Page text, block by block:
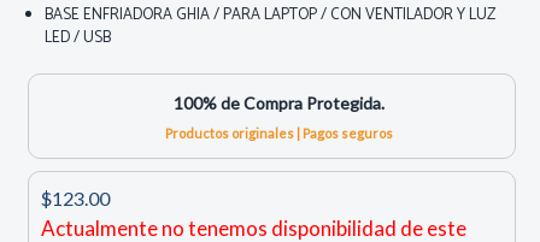
BASE ENFRIADORA GHIA / PARA LAPTOP / CON VENTILADOR Y LUZ
LED / USB
100% de Compra Protegida.
Productos originales | Pagos seguros
$123.00
Actualmente no tenemos disponibilidad de este